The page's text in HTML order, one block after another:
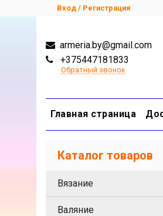
Вход / Регистрация
armeria.by@gmail.com
+375447181833
Обратный звонок
Главная страница
Каталог товаров
Вязание
Валяние